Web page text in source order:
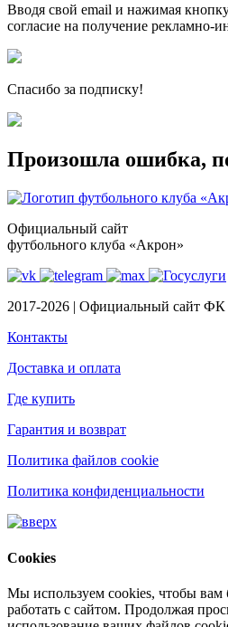
Вводя свой email и нажимая
согласие на получение
Спасибо за подписку!
Произошла ошибка,
Официальный сайт
футбольного клуба «Акрон»
2017-2026 | Официальный сайт
Контакты
Доставка и оплата
Где купить
Гарантия и возврат
Политика файлов cookie
Политика конфиденциальности
Cookies
Мы используем cookies, чтобы вам
работать с сайтом. Продолжая